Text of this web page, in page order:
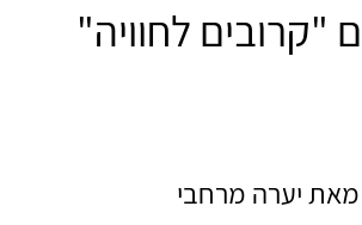
"קרובים לחוויה"
מאת יערה מרחבי